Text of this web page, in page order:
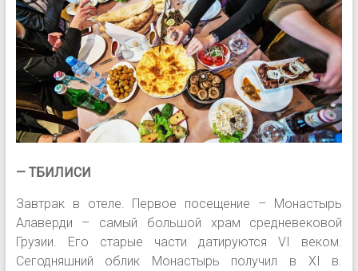
— ТБИЛИСИ
Завтрак в отеле. Первое посещение – Монастырь
Алаверди – самый большой храм средневековой
Грузии. Его старые части датируются VI веком.
Сегодняшний облик Монастырь получил в XI в.